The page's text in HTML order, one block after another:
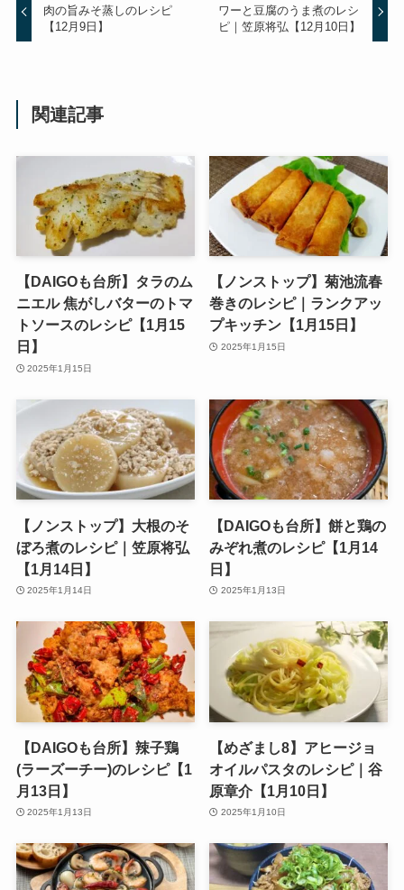
肉の旨みそ蒸しのレシピ
【12月9日】
ワーと豆腐のうま煮のレシ
ピ｜笠原将弘【12月10日】
関連記事
【DAIGOも台所】タラのム
ニエル 焦がしバターのトマ
トソースのレシピ【1月15
日】
2025年1月15日
【ノンストップ】菊池流春
巻きのレシピ｜ランクアッ
プキッチン【1月15日】
2025年1月15日
【ノンストップ】大根のそ
ぼろ煮のレシピ｜笠原将弘
【1月14日】
2025年1月14日
【DAIGOも台所】餅と鶏の
みぞれ煮のレシピ【1月14
日】
2025年1月13日
【DAIGOも台所】辣子鶏
(ラーズーチー)のレシピ【1
月13日】
2025年1月13日
【めざまし8】アヒージョ
オイルパスタのレシピ｜谷
原章介【1月10日】
2025年1月10日